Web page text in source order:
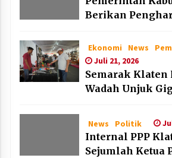
Berikan
HAN 2026
Ekonomi News
Juli 21, 2026
Semarak Klaten
Wadah Unjuk
News Politik
Internal PPP
Sejumlah Ketua